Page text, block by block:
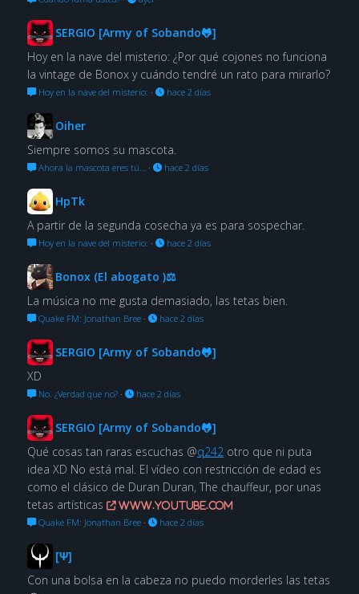
SERGIO [Army of Sobando🐸]
Hoy en la nave del misterio: ¿Por qué cojones no funciona
la vintage de Bonox y cuándo tendré un rato para mirarlo?
Hoy en la nave del misterio: · hace 2 días
Oiher
Siempre somos su mascota.
Ahora la mascota eres tú… · hace 2 días
HpTk
A partir de la segunda cosecha ya es para sospechar.
Hoy en la nave del misterio: · hace 2 días
Bonox (El abogato )⚖
La música no me gusta demasiado, las tetas bien.
Quake FM: Jonathan Bree· hace 2 días
SERGIO [Army of Sobando🐸]
XD
No. ¿Verdad que no?· hace 2 días
SERGIO [Army of Sobando🐸]
Qué cosas tan raras escuchas @q242 otro que ni puta
idea XD No está mal. El vídeo con restricción de edad es
como el clásico de Duran Duran, The chauffeur, por unas
tetas artísticas
www.youtube.com
Quake FM: Jonathan Bree· hace 2 días
[Ψ]
Con una bolsa en la cabeza no puedo morderles las tetas